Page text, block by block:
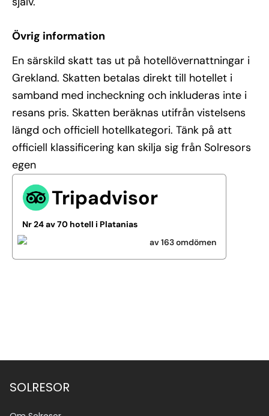
Övrig information
En särskild skatt tas ut på hotellövernattningar i
Grekland. Skatten betalas direkt till hotellet i
samband med incheckning och inkluderas inte i
resans pris. Skatten beräknas utifrån vistelsens
längd och officiell hotellkategori. Tänk på att
officiell klassificering kan skilja sig från Solresors
egen
Tripadvisor
Nr 24 av 70 hotell i Platanias
av 163 omdömen
SOLRESOR